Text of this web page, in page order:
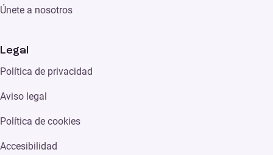
Únete a nosotros
Legal
Política de privacidad
Aviso legal
Política de cookies
Accesibilidad